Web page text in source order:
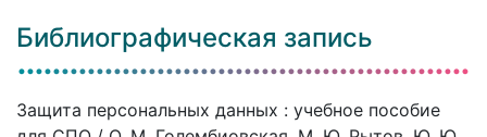
Библиографическая запись
Защита персональных данных : учебное пособие